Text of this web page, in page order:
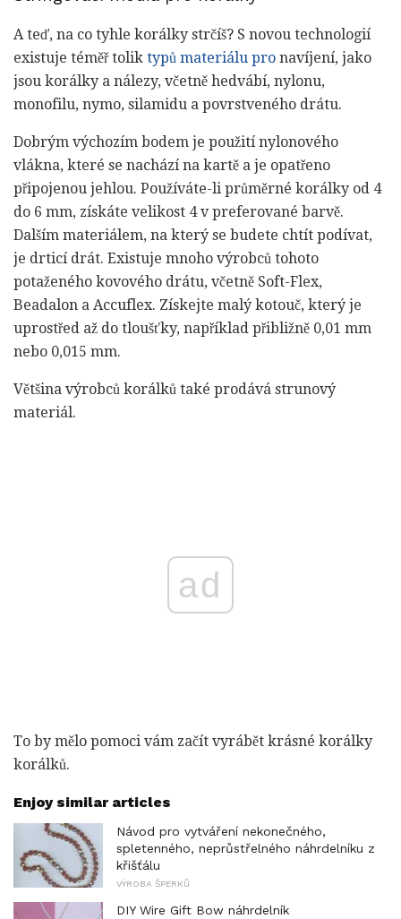
A teď, na co tyhle korálky strčíš? S novou technologií
existuje téměř tolik typů materiálu pro navíjení, jako
jsou korálky a nálezy, včetně hedvábí, nylonu,
monofilu, nymo, silamidu a povrstveného drátu.
Dobrým výchozím bodem je použití nylonového
vlákna, které se nachází na kartě a je opatřeno
připojenou jehlou. Používáte-li průměrné korálky od 4
do 6 mm, získáte velikost 4 v preferované barvě.
Dalším materiálem, na který se budete chtít podívat,
je drticí drát. Existuje mnoho výrobců tohoto
potaženého kovového drátu, včetně Soft-Flex,
Beadalon a Accuflex. Získejte malý kotouč, který je
uprostřed až do tloušťky, například přibližně 0,01 mm
nebo 0,015 mm.
Většina výrobců korálků také prodává strunový
materiál.
ad
To by mělo pomoci vám začít vyrábět krásné korálky
korálků.
Enjoy similar articles
Návod pro vytváření nekonečného, ​​
spletenného, ​​neprůstřelného náhrdelníku z
křišťálu
VÝROBA ŠPERKŮ
DIY Wire Gift Bow náhrdelník